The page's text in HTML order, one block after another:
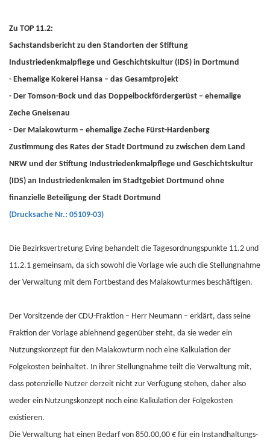
Zu TOP 11.2:
Sachstandsbericht zu den Standorten der Stiftung
Industriedenkmalpflege und Geschichtskultur (IDS) in Dortmund
- Ehemalige Kokerei Hansa – das Gesamtprojekt
- Der Tomson-Bock und das Doppelbockfördergerüst – ehemalige
Zeche Gneisenau
- Der Malakowturm – ehemalige Zeche Fürst-Hardenberg
Zustimmung des Rates der Stadt Dortmund zu zwischen dem Land
NRW und der Stiftung Industriedenkmalpflege und Geschichtskultur
(IDS) an Industriedenkmalen im Stadtgebiet Dortmund ohne
finanzielle Beteiligung der Stadt Dortmund
(Drucksache Nr.: 05109-03)
Die Bezirksvertretung Eving behandelt die Tagesordnungspunkte 11.2 und
11.2.1 gemeinsam, da sich sowohl die Vorlage wie auch die Stellungnahme
der Verwaltung mit dem Fortbestand des Malakowturmes beschäftigen.
Der Vorsitzende der CDU-Fraktion – Herr Neumann – erklärt, dass seine
Fraktion der Vorlage ablehnend gegenüber steht, da sie weder ein
Nutzungskonzept für den Malakowturm noch eine Kalkulation der
Folgekosten beinhaltet. In ihrer Stellungnahme teilt die Verwaltung mit,
dass potenzielle Nutzer derzeit nicht zur Verfügung stehen, daher also
weder ein Nutzungskonzept noch eine Kalkulation der Folgekosten
existieren.
Die Verwaltung hat einen Bedarf von 850.00,00 € für ein Instandhaltungs-